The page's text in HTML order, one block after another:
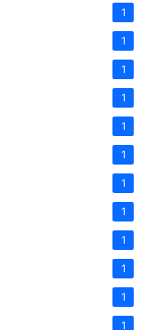
1
1
1
1
1
1
1
1
1
1
1
1